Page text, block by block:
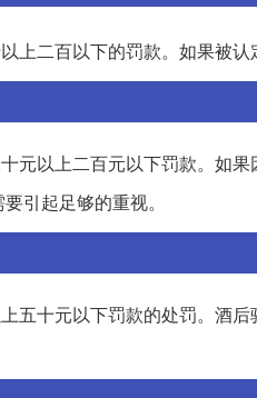
上二百以下的罚款。如果被认
元以上二百元以下罚款。如
引起足够的重视。
五十元以下罚款的处罚。酒